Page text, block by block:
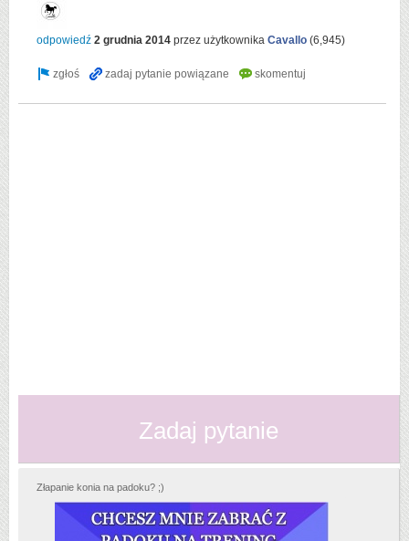
odpowiedź 2 grudnia 2014 przez użytkownika Cavallo (6,945)
Zadaj pytanie
Złapanie konia na padoku? ;)